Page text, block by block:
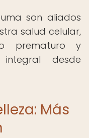
son aliados
salud celular,
prematuro y
desde
Más